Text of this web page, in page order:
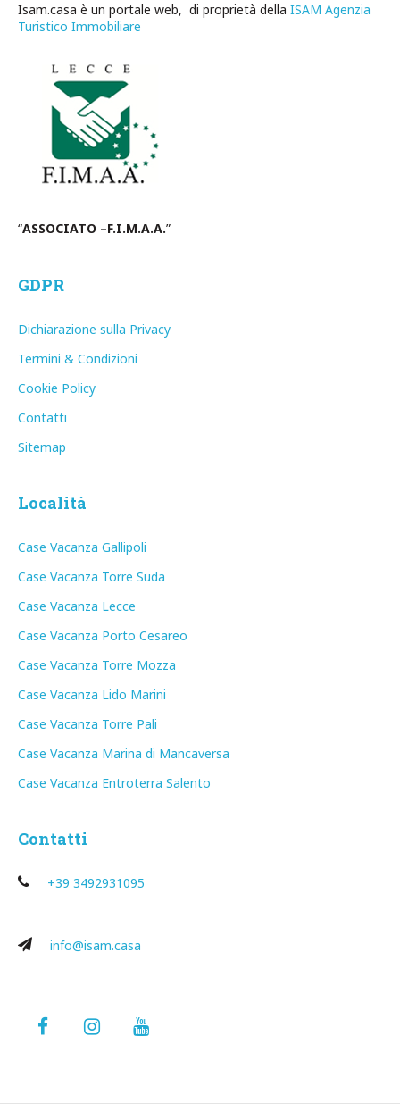
Isam.casa è un portale web, di proprietà della ISAM Agenzia
Turistico Immobiliare
“ASSOCIATO –F.I.M.A.A.”
GDPR
Dichiarazione sulla Privacy
Termini & Condizioni
Cookie Policy
Contatti
Sitemap
Località
Case Vacanza Gallipoli
Case Vacanza Torre Suda
Case Vacanza Lecce
Case Vacanza Porto Cesareo
Case Vacanza Torre Mozza
Case Vacanza Lido Marini
Case Vacanza Torre Pali
Case Vacanza Marina di Mancaversa
Case Vacanza Entroterra Salento
Contatti
+39 3492931095
info@isam.casa